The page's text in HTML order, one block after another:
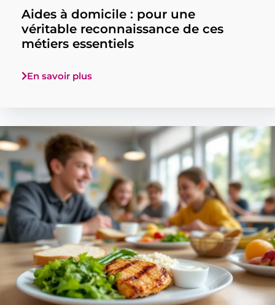
Aides à domicile : pour une
véritable reconnaissance de ces
métiers essentiels
En savoir plus